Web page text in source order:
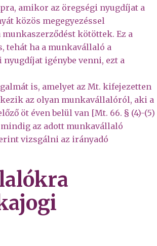
amikor az öregségi nyugdíjat a
közös megegyezéssel
kötöttek. Ez a
tehát ha a munkavállaló a
igénybe venni, ezt a
is, amelyet az Mt. kifejezetten
az olyan munkavállalóról, aki a
öt éven belül van [Mt. 66. § (4)-(5)
mindig az adott munkavállaló
vizsgálni az irányadó